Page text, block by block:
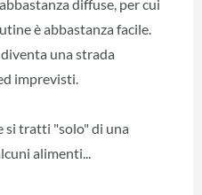
diffuse, per cui
è abbastanza facile.
una strada
imprevisti.
si tratti "solo" di una
alimenti...